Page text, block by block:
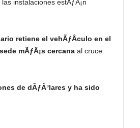
instalaciones estÃƒÂ¡n
retiene el vehÃƒÂ­culo en el
mÃƒÂ¡s cercanaal cruce
de dÃƒÂ³lares y ha sido